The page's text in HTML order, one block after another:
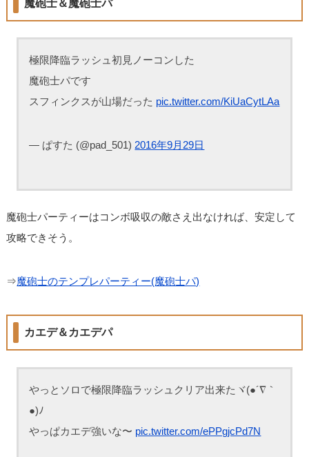
魔砲士＆魔砲士パ
極限降臨ラッシュ初見ノーコンした
魔砲士パです
スフィンクスが山場だった pic.twitter.com/KiUaCytLAa
— ‍ぱすた (@pad_501) 2016年9月29日
魔砲士パーティーはコンボ吸収の敵さえ出なければ、安定して
攻略できそう。
⇒魔砲士のテンプレパーティー(魔砲士パ)
カエデ＆カエデパ
やっとソロで極限降臨ラッシュクリア出来たヾ(●´∇｀
●)ﾉ
やっぱカエデ強いな〜 pic.twitter.com/ePPgjcPd7N